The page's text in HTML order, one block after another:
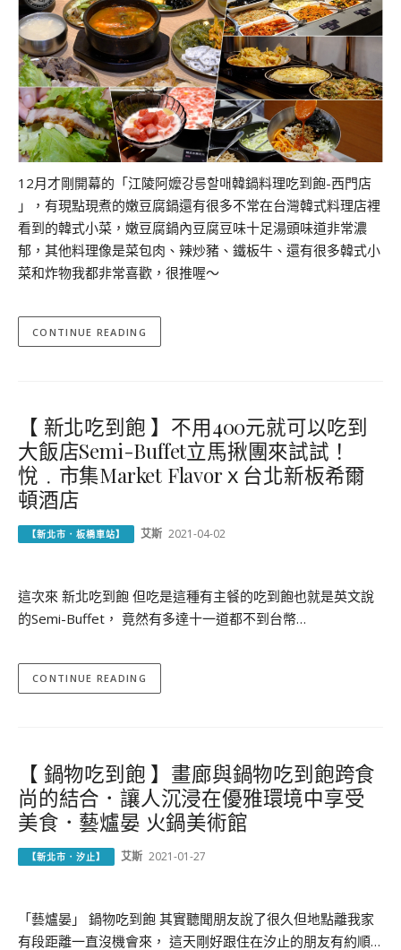
12月才剛開幕的「江陵阿嬤강릉할매韓鍋料理吃到飽-西門店
」，有現點現煮的嫩豆腐鍋還有很多不常在台灣韓式料理店裡
看到的韓式小菜，嫩豆腐鍋內豆腐豆味十足湯頭味道非常濃
郁，其他料理像是菜包肉、辣炒豬、鐵板牛、還有很多韓式小
菜和炸物我都非常喜歡，很推喔～
CONTINUE READING
【 新北吃到飽 】不用400元就可以吃到
大飯店Semi-Buffet立馬揪團來試試！
悅﹒市集Market Flavorｘ台北新板希爾
頓酒店
【新北市．板橋車站】 艾斯 2021-04-02
這次來 新北吃到飽 但吃是這種有主餐的吃到飽也就是英文說
的Semi-Buffet， 竟然有多達十一道都不到台幣…
CONTINUE READING
【 鍋物吃到飽 】畫廊與鍋物吃到飽跨食
尚的結合．讓人沉浸在優雅環境中享受
美食．藝爐晏 火鍋美術館
【新北市．汐止】 艾斯 2021-01-27
「藝爐晏」 鍋物吃到飽 其實聽聞朋友說了很久但地點離我家
有段距離一直沒機會來， 這天剛好跟住在汐止的朋友有約順…